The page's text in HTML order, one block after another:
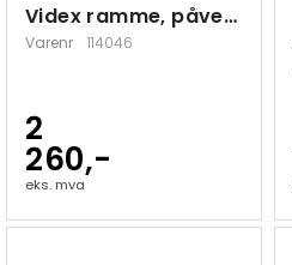
Videx ramme, påvegg, 4 moduler
Varenr 114046
2
260,-
eks. mva